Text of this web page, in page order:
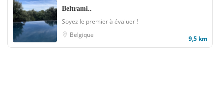
Beltrami..
Soyez le premier à évaluer !
Belgique
9,5 km